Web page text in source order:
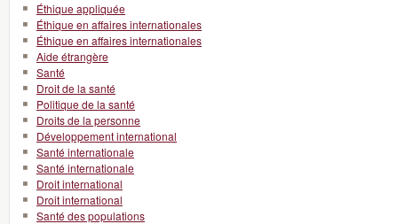
Éthique appliquée
Éthique en affaires internationales
Éthique en affaires internationales
Aide étrangère
Santé
Droit de la santé
Politique de la santé
Droits de la personne
Développement international
Santé internationale
Santé internationale
Droit international
Droit international
Santé des populations